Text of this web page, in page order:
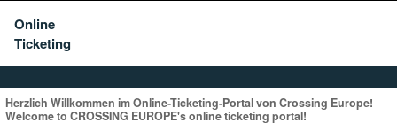
Online
Ticketing
Herzlich Willkommen im Online-Ticketing-Portal von Crossing Europe!
Welcome to CROSSING EUROPE's online ticketing portal!